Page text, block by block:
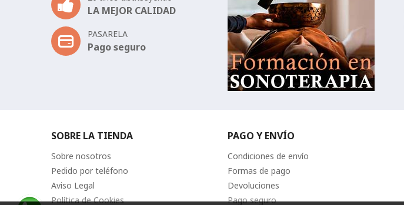
LA MEJOR CALIDAD
PASARELA
Pago seguro
SOBRE LA TIENDA
Sobre nosotros
Pedido por teléfono
Aviso Legal
Política de Cookies
PAGO Y ENVÍO
Condiciones de envío
Formas de pago
Devoluciones
Pago seguro